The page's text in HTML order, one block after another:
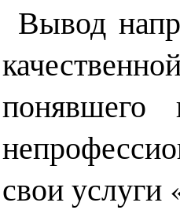
Вывод
понявшего
свои услуги